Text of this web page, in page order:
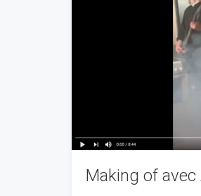
Making of